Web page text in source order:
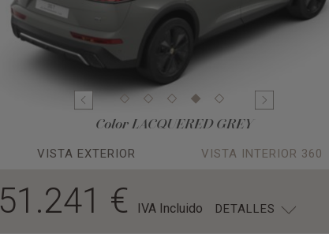
Color LACQUERED GREY
VISTA EXTERIOR VISTA INTERIOR 360
51.241 € IVA Incluido DETALLES